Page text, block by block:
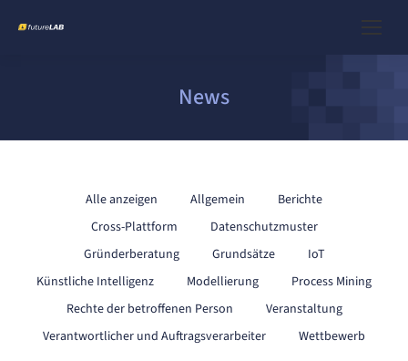
News
Alle anzeigen Allgemein
Berichte
Cross-Plattform
Datenschutzmuster
Gründerberatung
Grundsätze
IoT
Künstliche Intelligenz
Modellierung
Process Mining
Rechte der betroffenen Person
Veranstaltung
Verantwortlicher und Auftragsverarbeiter
Wettbewerb